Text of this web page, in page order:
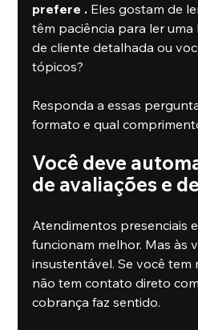
prefere . Eles gostam de
têm paciência para ler uma
de cliente detalhada ou
tópicos?
Responda a essas
formato e qual
Você deve
de avaliações e
Atendimentos presenciais
funcionam melhor. Mas às
insustentável. Se você tem
não tem contato direto
cobrança faz sentido.